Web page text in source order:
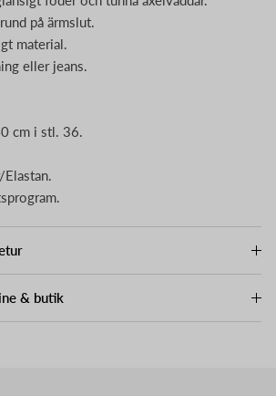
på ärmslut.
material.
eller jeans.
cm i stl. 36.
& butik